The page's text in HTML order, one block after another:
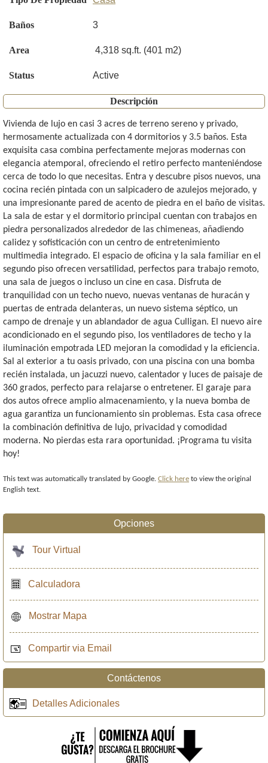
Baños 3
Area 4,318 sq.ft. (401 m2)
Status Active
Descripción
Vivienda de lujo en casi 3 acres de terreno sereno y privado,
hermosamente actualizada con 4 dormitorios y 3.5 baños. Esta
exquisita casa combina perfectamente mejoras modernas con
elegancia atemporal, ofreciendo el retiro perfecto manteniéndose
cerca de todo lo que necesitas. Entra y descubre pisos nuevos, una
cocina recién pintada con un salpicadero de azulejos mejorado, y
una impresionante pared de acento de piedra en el baño de visitas.
La sala de estar y el dormitorio principal cuentan con trabajos en
piedra personalizados alrededor de las chimeneas, añadiendo
calidez y sofisticación con un centro de entretenimiento
multimedia integrado. El espacio de oficina y la sala familiar en el
segundo piso ofrecen versatilidad, perfectos para trabajo remoto,
una sala de juegos o incluso un cine en casa. Disfruta de
tranquilidad con un techo nuevo, nuevas ventanas de huracán y
puertas de entrada delanteras, un nuevo sistema séptico, un
campo de drenaje y un ablandador de agua Culligan. El nuevo aire
acondicionado en el segundo piso, los ventiladores de techo y la
iluminación empotrada LED mejoran la comodidad y la eficiencia.
Sal al exterior a tu oasis privado, con una piscina con una bomba
recién instalada, un jacuzzi nuevo, calentador y luces de paisaje de
360 grados, perfecto para relajarse o entretener. El garaje para
dos autos ofrece amplio almacenamiento, y la nueva bomba de
agua garantiza un funcionamiento sin problemas. Esta casa ofrece
la combinación definitiva de lujo, privacidad y comodidad
moderna. No pierdas esta rara oportunidad. ¡Programa tu visita
hoy!
This text was automatically translated by Google. Click here to view the original
English text.
Opciones
Tour Virtual
Calculadora
Mostrar Mapa
Compartir via Email
Contáctenos
Detalles Adicionales